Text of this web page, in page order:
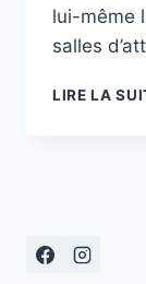
lui-même
salles
LIRE LA